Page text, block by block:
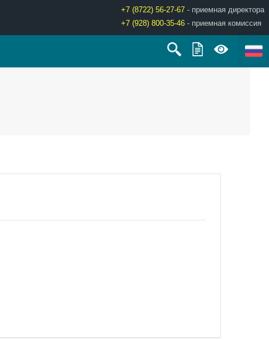
+7 (8722) 56-27-67 - приемная директора
+7 (928) 800-35-46 - приемная комиссия